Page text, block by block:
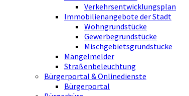
Verkehrsentwicklungsplan
Immobilienangebote der Stadt
Wohngrundstücke
Gewerbegrundstücke
Mischgebietsgrundstücke
Mängelmelder
Straßenbeleuchtung
Bürgerportal & Onlinedienste
Bürgerportal